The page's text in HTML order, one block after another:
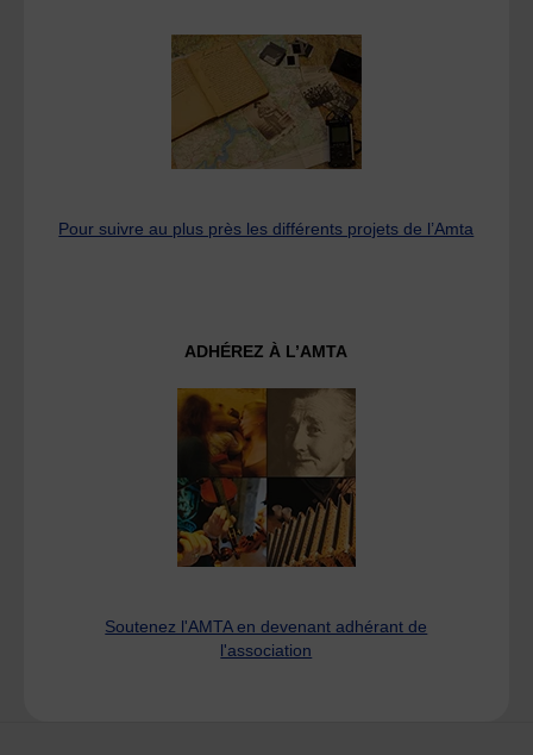
Pour suivre au plus près les différents projets de l’Amta
ADHÉREZ À L’AMTA
Soutenez l'AMTA en devenant adhérant de
l'association